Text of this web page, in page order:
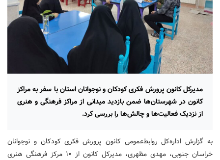
مدیرکل کانون پرورش فکری کودکان و نوجوانان استان با سفر به مراکز
کانون در شهرستان‌ها ضمن بازدید میدانی از مراکز فرهنگی و هنری
از نزدیک فعالیت‌ها و چالش‌ها را بررسی کرد.
به گزارش اداره‌کل روابط‌عمومی کانون پرورش فکری کودکان و نوجوانان
خراسان جنوبی، مهدی مظهری، مدیرکل کانون از ۱۰ مرکز فرهنگی هنری